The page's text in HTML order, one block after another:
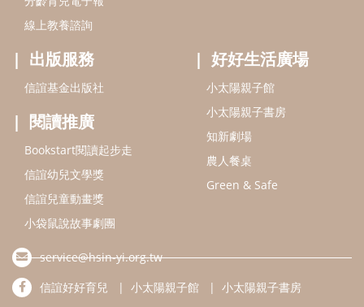
線上教養諮詢
出版服務
信誼基金出版社
閱讀推廣
Bookstart閱讀起步走
信誼幼兒文學獎
信誼兒童動畫獎
小袋鼠說故事劇團
好好生活廣場
小太陽親子館
小太陽親子書房
知新劇場
農人餐桌
Green & Safe
service@hsin-yi.org.tw
信誼好好育兒
小太陽親子館 小太陽親子書房